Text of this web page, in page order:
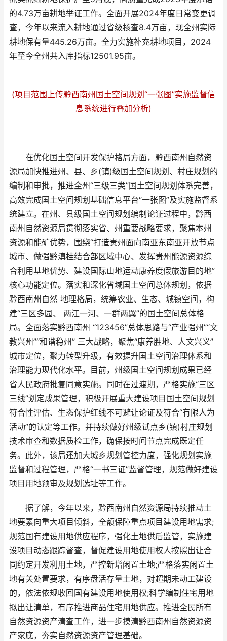
的4.73万亩耕地举证工作。全面开展2024年度日常变更调
查，今年以来流入耕地通过省级核查8.4万亩，现全州实际
耕地保有量445.26万亩。全力实施补充耕地项目，2024
年至今全州共入库指标12501.95亩。
(项目范围上传黔西南州国土空间规划“一张图”实施监督信
息系统进行叠加分析)
在优化国土空间开发保护格局方面，黔西南州自然资
源局加快推进州、县、乡(镇)级国土空间规划、村庄规划的
编制和审批，推进全州“三级三类”国土空间规划体系完善，
高效完成国土空间规划基础信息平台“一张图”及实施监督系
统建立。在州、县级国土空间规划编制论证过程中，黔西
南州自然资源局贯彻落实省、州重要战略要求，聚焦本州
资源和能矿优势，围绕“打造贵州面向南亚东南亚开放节点
城市、做强黔滇桂结合部区域中心、发挥贵州能源资源综
合利用基地优势、建设国际山地运动康养度假旅游目的地”
核心功能定位。落实和深化省域国土空间总体规划，依据
黔西南州自然 地理格局，统筹农业、生态、城镇空间，构
建“三区多园、 两江一河、一群两翼”的国土空间总体格
局。全面落实黔西南州 “123456”总体思路与“产业强州”“文
教兴州”“和谐稳州” 三大战略，聚焦“康养胜地、人文兴义”
城市定位，聚力转型升级，有效提升国土空间治理体系和
治理能力现代化水平。目前，州级国土空间规划成果已经
省人民政府批复同意实施。同时在过渡期，严格实施“三区
三线”划定成果管理，积极开展重大建设项目国土空间规划
符合性评估、生态保护红线不可避让论证及符合“有限人为
活动”的认定等工作。并持续做好州级试点乡(镇)村庄规划
技术审查和数据质检工作，确保按时间节点完成既定任
务。此外，该局还加大城乡规划管控力度，强化规划实施
监督和过程管理，严格“一书三证”监督管理，规范做好建设
项目用地预审及规划选址等工作。
据了解，今年以来，黔西南州自然资源局持续推动土
地要素向重大项目倾斜，全额保障重点项目建设用地需求;
规范国有建设用地供应程序，强化土地供后监管，实施建
设项目动态跟踪督查，督促建设用地使用权人按照出让合
同约定开发利用土地，严控新增闲置土地;严格落实闲置土
地有关处置要求，有序盘活存量土地，对超期未动工建设
的，依法依规收回国有建设用地使用权;科学编制住宅用地
拟出让清单，有序推进商品住宅用地供应。推进全民所有
自然资源资产清查工作，进一步摸清黔西南州自然资源资
产家底，夯实自然资源资产管理基础。